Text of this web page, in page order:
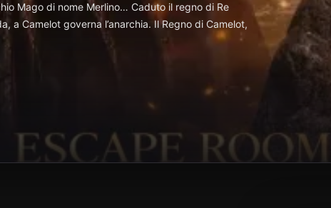
Mago di nome Merlino… Caduto il regno di Re
a Camelot governa l’anarchia. Il Regno di Camelot,